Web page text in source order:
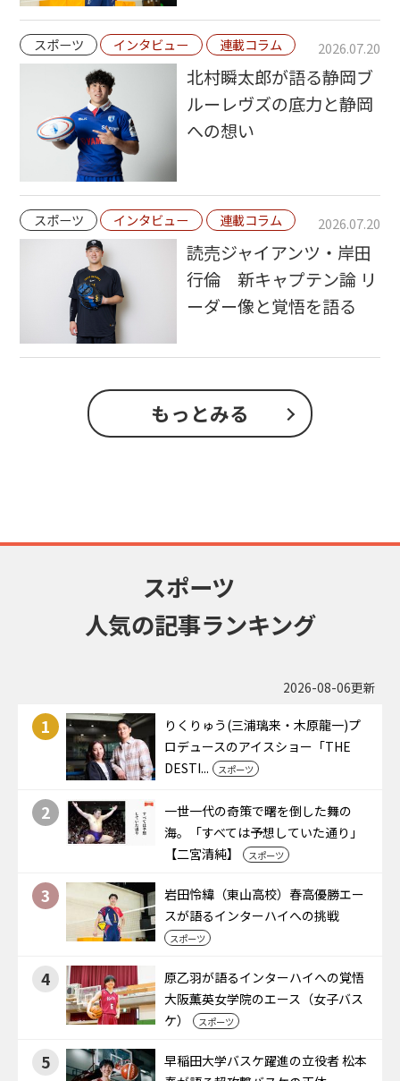
スポーツ インタビュー 連載コラム 2026.07.20
北村瞬太郎が語る静岡ブ
ルーレヴズの底力と静岡
への想い
スポーツ インタビュー 連載コラム 2026.07.20
読売ジャイアンツ・岸田
行倫 新キャプテン論 リ
ーダー像と覚悟を語る
もっとみる
スポーツ
人気の記事ランキング
2026-08-06更新
1
りくりゅう(三浦璃来・木原龍一)プ
ロデュースのアイスショー「THE
DESTI...
スポーツ
2
一世一代の奇策で曙を倒した舞の
海。「すべては予想していた通り」
【二宮清純】
スポーツ
3
岩田怜緯（東山高校）春高優勝エー
スが語るインターハイへの挑戦
スポーツ
4
原乙羽が語るインターハイへの覚悟
大阪薫英女学院のエース（女子バス
ケ）
スポーツ
5
早稲田大学バスケ躍進の立役者 松本